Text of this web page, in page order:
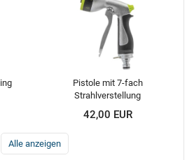
Pistole mit 7-fach
Strahlverstellung
42,00 EUR
Alle anzeigen